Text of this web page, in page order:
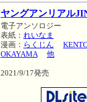
ヤングアンリアル
電子アンソロジー
表紙： れいなま
漫画： らくじん
OKAYAMA
他
2021/9/17発売